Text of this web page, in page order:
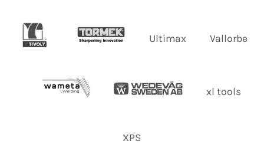
Ultimax Vallorbe
xl tools
XPS